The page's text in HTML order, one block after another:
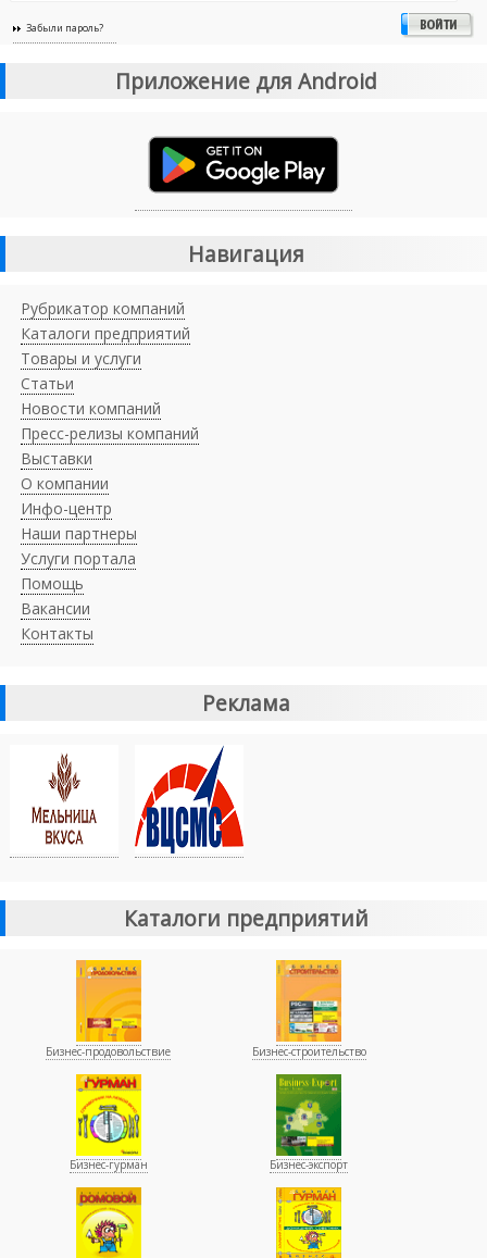
Забыли пароль?
Приложение для Android
Навигация
Рубрикатор компаний
Каталоги предприятий
Товары и услуги
Статьи
Новости компаний
Пресс-релизы компаний
Выставки
О компании
Инфо-центр
Наши партнеры
Услуги портала
Помощь
Вакансии
Контакты
Реклама
Каталоги предприятий
Бизнес-продовольствие Бизнес-строительство
Бизнес-гурман Бизнес-экспорт